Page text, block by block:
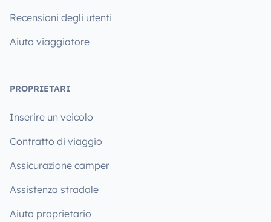
Recensioni degli utenti
Aiuto viaggiatore
PROPRIETARI
Inserire un veicolo
Contratto di viaggio
Assicurazione camper
Assistenza stradale
Aiuto proprietario